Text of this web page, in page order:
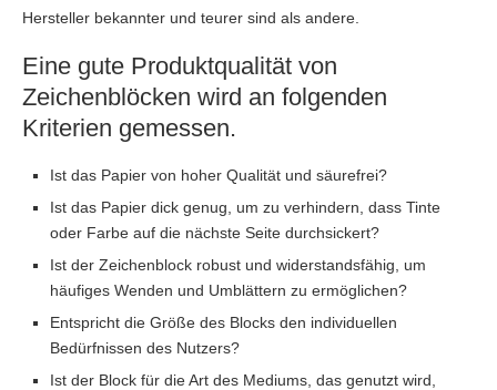
Hersteller bekannter und teurer sind als andere.
Eine gute Produktqualität von
Zeichenblöcken wird an folgenden
Kriterien gemessen.
Ist das Papier von hoher Qualität und säurefrei?
Ist das Papier dick genug, um zu verhindern, dass Tinte
oder Farbe auf die nächste Seite durchsickert?
Ist der Zeichenblock robust und widerstandsfähig, um
häufiges Wenden und Umblättern zu ermöglichen?
Entspricht die Größe des Blocks den individuellen
Bedürfnissen des Nutzers?
Ist der Block für die Art des Mediums, das genutzt wird,